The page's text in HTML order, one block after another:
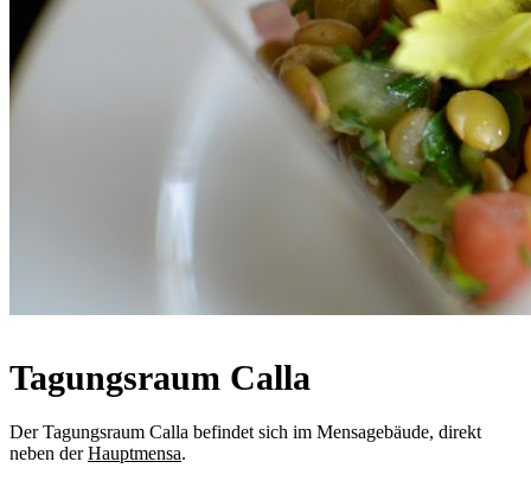
Tagungsraum Calla
Der Tagungsraum Calla befindet sich im Mensagebäude, direkt
neben derHauptmensa.